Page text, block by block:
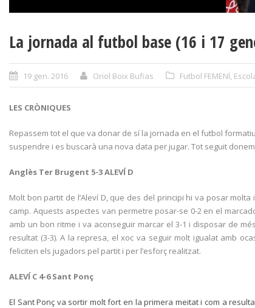
La jornada al futbol base (16 i 17
19 gen. 2016 Oriol Boix Bufias Futbol FEMENÍ
LES CRÒNIQUES
Repassem tot el que va donar de sí la jornada en el futbol
suspendre i es buscarà una nova data per jugar. Tot seguit
Anglès Ter Brugent 5-3 ALEVÍ D
Molt bon partit de l’Aleví D, que des del principi hi va posar
camp. Aquests aspectes van permetre posar-se 0-2 en el
amb un bon ritme i va aconseguir marcar el 3-1 i disposar de
resultat (3-3). A la represa, el xoc va seguir molt igualat amb
feliciten els jugadors pel partit i per l’esforç realitzat.
ALEVÍ C 4-6 Sant Ponç
El Sant Ponç va sortir molt fort en la primera meitat i com a